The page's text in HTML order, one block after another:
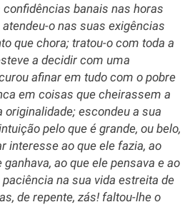
confidências banais nas horas
o nas suas exigências
que chora; tratou-o com toda a
a decidir com uma
afinar em tudo com o pobre
em coisas que cheirassem a
originalidade; escondeu a sua
pelo que é grande, ou belo,
interesse ao que ele fazia, ao
ganhava, ao que ele pensava e ao
na sua vida estreita de
de repente, zás! faltou-lhe o